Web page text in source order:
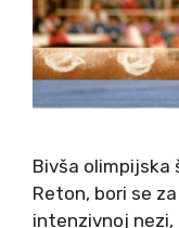
Bivša olimpijska
Reton, bori se
intenzivnoj nezi,